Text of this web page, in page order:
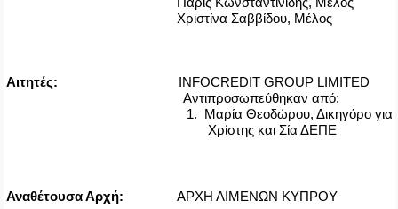
Χριστίνα Σαββίδου, Μέλος
Αιτητές: INFOCREDIT GROUP LIMITED
Αντιπροσωπεύθηκαν από:
1.
Μαρία Θεοδώρου, Δικηγόρο για
Χρίστης και Σία ΔΕΠΕ
Αναθέτουσα Αρχή: ΑΡΧΗ ΛΙΜΕΝΩΝ ΚΥΠΡΟΥ